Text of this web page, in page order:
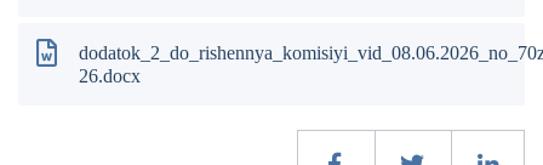
26.docx